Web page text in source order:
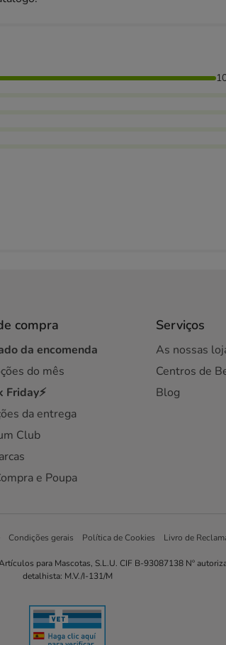
compra
da encomenda
do mês
Friday⚡
da entrega
Club
e Poupa
Serviços
As nossas
Centros de
Blog
Condições gerais Política de Cookies Livro de
para Mascotas, S.L.U. CIF B-93087138 Nº
detalhista: M.V./I-131/M